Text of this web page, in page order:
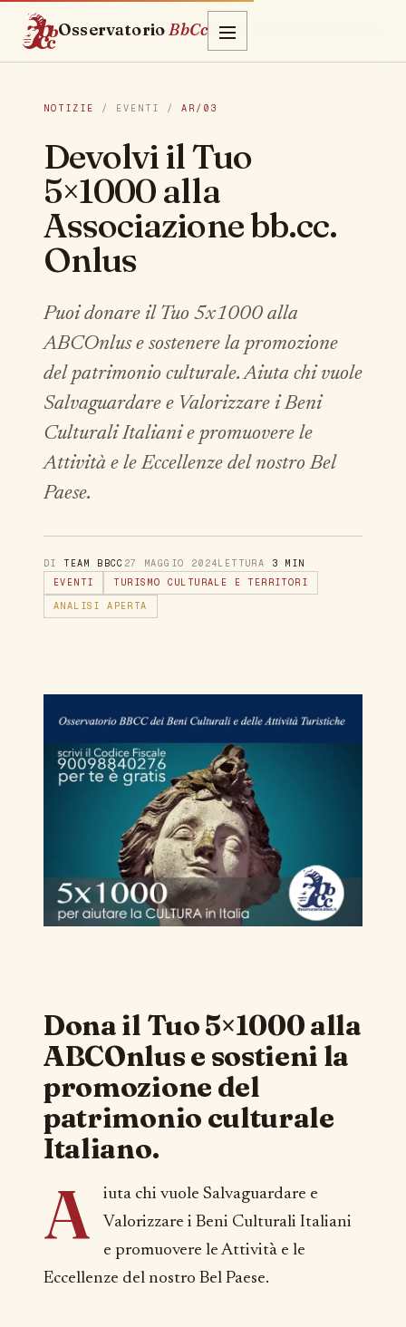
OsservatorioBbCc
NOTIZIE / EVENTI / AR/03
Devolvi il Tuo
5×1000 alla
Associazione bb.cc.
Onlus
Puoi donare il Tuo 5x1000 alla
ABCOnlus e sostenere la promozione
del patrimonio culturale. Aiuta chi vuole
Salvaguardare e Valorizzare i Beni
Culturali Italiani e promuovere le
Attività e le Eccellenze del nostro Bel
Paese.
DI TEAM BBCC 27 MAGGIO 2024LETTURA
3 MIN
EVENTI
TURISMO CULTURALE E TERRITORI
ANALISI APERTA
Dona il Tuo 5×1000 alla
ABCOnlus e sostieni la
promozione del
patrimonio culturale
Italiano.
A
iuta chi vuole Salvaguardare e
Valorizzare i Beni Culturali Italiani
e promuovere le Attività e le
Eccellenze del nostro Bel Paese.